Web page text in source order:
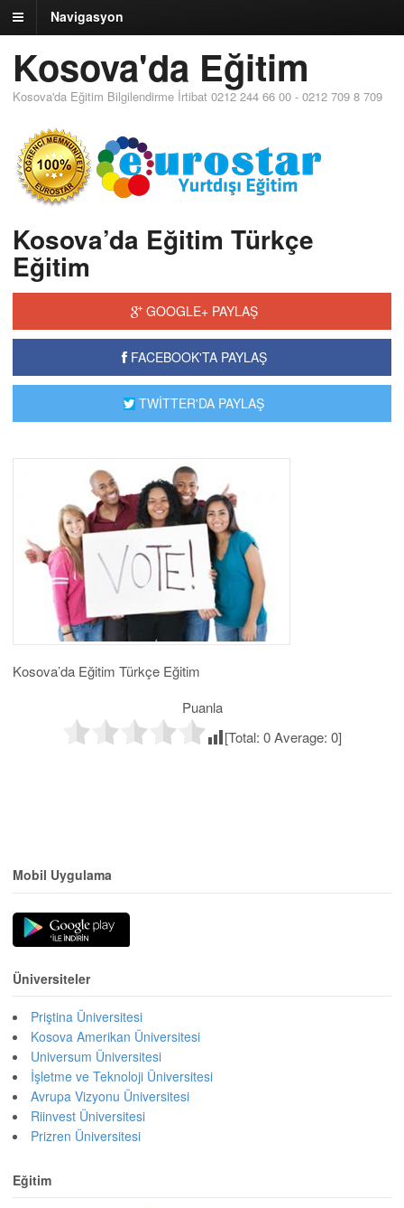
Navigasyon
Kosova'da Eğitim
Kosova'da Eğitim Bilgilendirme İrtibat 0212 244 66 00 - 0212 709 8 709
Kosova’da Eğitim Türkçe
Eğitim
GOOGLE+ PAYLAŞ
FACEBOOK'TA PAYLAŞ
TWİTTER'DA PAYLAŞ
Kosova’da Eğitim Türkçe Eğitim
Puanla
[Total: 0Average: 0]
Mobil Uygulama
Üniversiteler
Priştina Üniversitesi
Kosova Amerikan Üniversitesi
Universum Üniversitesi
İşletme ve Teknoloji Üniversitesi
Avrupa Vizyonu Üniversitesi
Riinvest Üniversitesi
Prizren Üniversitesi
Eğitim